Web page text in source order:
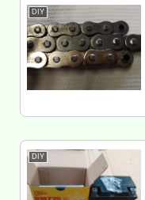
DIY
DIY